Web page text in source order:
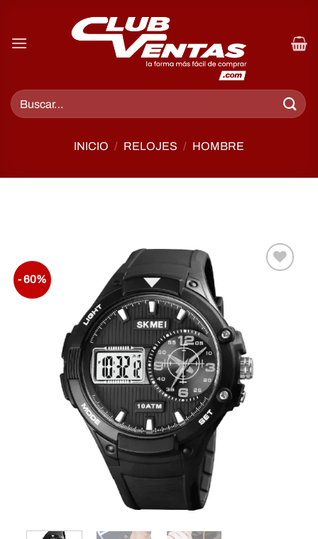
INICIO / RELOJES / HOMBRE
- 60%